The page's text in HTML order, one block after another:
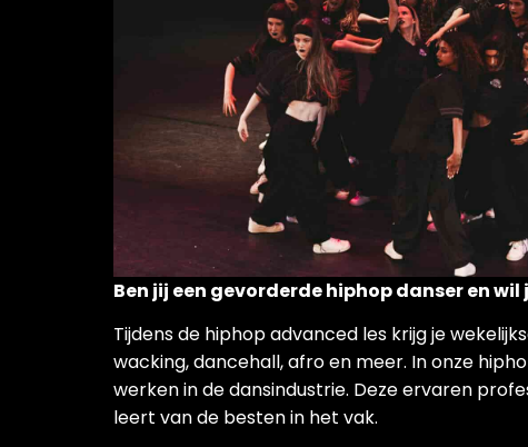
Ben jij een gevorderde hiphop danser en
Tijdens de hiphop advanced les krijg je
wacking, dancehall, afro en meer. In onze
werken in de dansindustrie. Deze ervaren
leert van de besten in het vak.